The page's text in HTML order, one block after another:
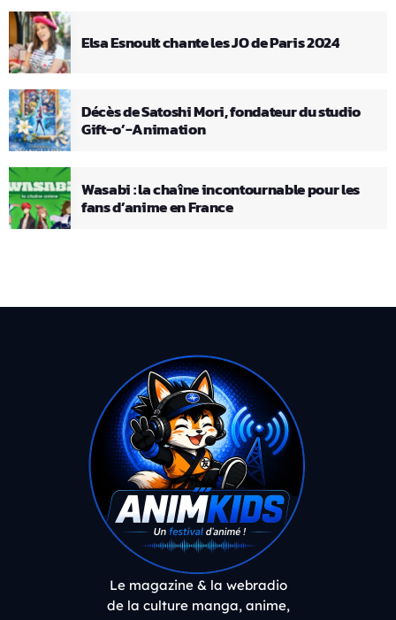
Elsa Esnoult chante les JO de Paris 2024
Décès de Satoshi Mori, fondateur du studio
Gift-o’-Animation
Wasabi : la chaîne incontournable pour les
fans d’anime en France
Le magazine & la webradio
de la culture manga, anime,